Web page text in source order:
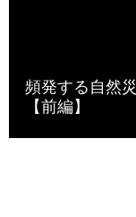
頻発する自然
【前編】